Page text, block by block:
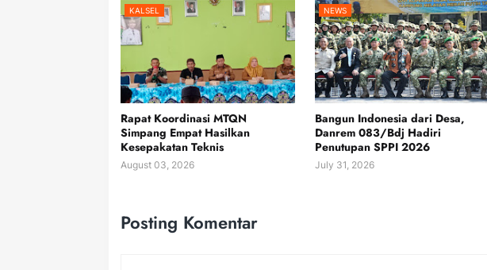
KALSEL
Rapat Koordinasi MTQN
Simpang Empat Hasilkan
Kesepakatan Teknis
August 03, 2026
NEWS
Bangun Indonesia dari Desa,
Danrem 083/Bdj Hadiri
Penutupan SPPI 2026
July 31, 2026
Posting Komentar